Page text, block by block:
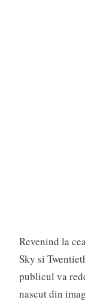
Revenind la
Sky si
publicul va
nascut din